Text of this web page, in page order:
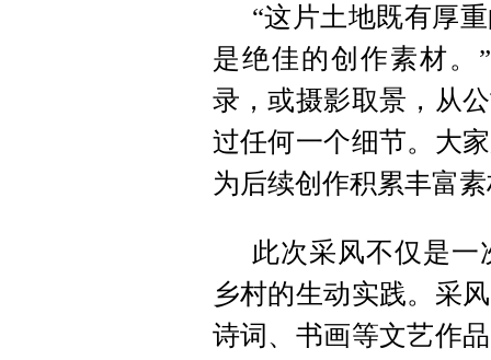
“这片土地既有厚
是绝佳的创作素材。
录，或摄影取景，从
过任何一个细节。大
为后续创作积累丰富
此次采风不仅是
乡村的生动实践。采
诗词、书画等文艺作